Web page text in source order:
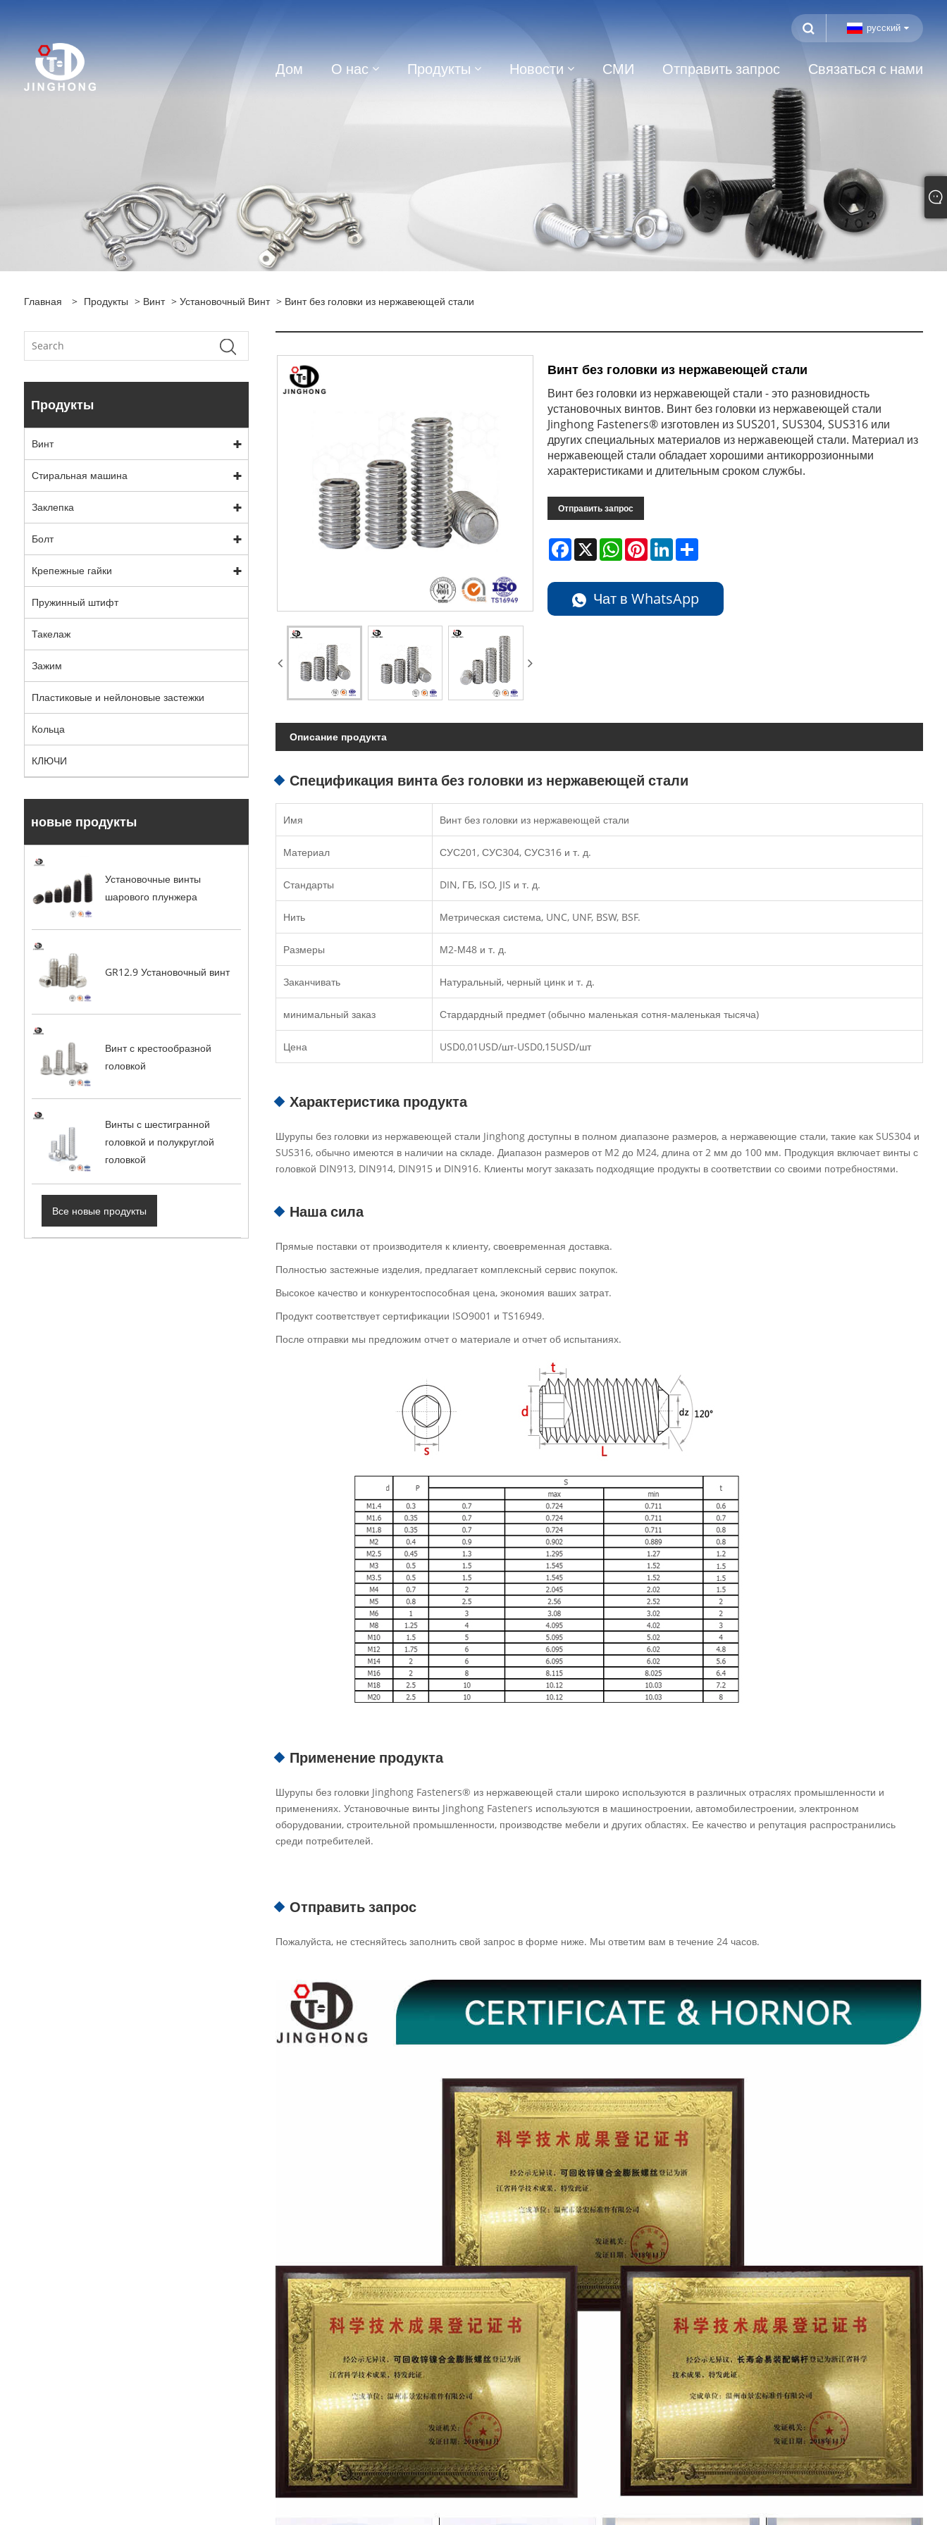
русский
Дом О нас Продукты Новости СМИ Отправить запрос Связаться с нами
Главная > Продукты > Винт > Установочный Винт > Винт без головки из нержавеющей стали
Продукты
Винт
Стиральная машина
Заклепка
Болт
Крепежные гайки
Пружинный штифт
Такелаж
Зажим
Пластиковые и нейлоновые застежки
Кольца
КЛЮЧИ
новые продукты
Установочные винты
шарового плунжера
GR12.9 Установочный винт
Винт с крестообразной
головкой
Винты с шестигранной
головкой и полукруглой
головкой
Все новые продукты
Винт без головки из нержавеющей стали
Винт без головки из нержавеющей стали - это разновидность
установочных винтов. Винт без головки из нержавеющей стали
Jinghong Fasteners® изготовлен из SUS201, SUS304, SUS316 или
других специальных материалов из нержавеющей стали. Материал из
нержавеющей стали обладает хорошими антикоррозионными
характеристиками и длительным сроком службы.
Отправить запрос
Facebook
X WhatsApp
PinterestLinkedIn
Чат в WhatsApp
Описание продукта
Спецификация винта без головки из нержавеющей стали
Имя Винт без головки из нержавеющей стали
Материал СУС201, СУС304, СУС316 и т. д.
Стандарты DIN, ГБ, ISO, JIS и т. д.
Нить Метрическая система, UNC, UNF, BSW, BSF.
Размеры М2-М48 и т. д.
Заканчивать Натуральный, черный цинк и т. д.
минимальный заказ Стардардный предмет (обычно маленькая сотня-маленькая тысяча)
Цена USD0,01USD/шт-USD0,15USD/шт
Характеристика продукта
Шурупы без головки из нержавеющей стали Jinghong доступны в полном диапазоне размеров, а нержавеющие стали, такие как SUS304 и
SUS316, обычно имеются в наличии на складе. Диапазон размеров от M2 до M24, длина от 2 мм до 100 мм. Продукция включает винты с
головкой DIN913, DIN914, DIN915 и DIN916. Клиенты могут заказать подходящие продукты в соответствии со своими потребностями.
Наша сила
Прямые поставки от производителя к клиенту, своевременная доставка.
Полностью застежные изделия, предлагает комплексный сервис покупок.
Высокое качество и конкурентоспособная цена, экономия ваших затрат.
Продукт соответствует сертификации ISO9001 и TS16949.
После отправки мы предложим отчет о материале и отчет об испытаниях.
Применение продукта
Шурупы без головки Jinghong Fasteners® из нержавеющей стали широко используются в различных отраслях промышленности и
применениях. Установочные винты Jinghong Fasteners используются в машиностроении, автомобилестроении, электронном
оборудовании, строительной промышленности, производстве мебели и других областях. Ее качество и репутация распространились
среди потребителей.
Отправить запрос
Пожалуйста, не стесняйтесь заполнить свой запрос в форме ниже. Мы ответим вам в течение 24 часов.